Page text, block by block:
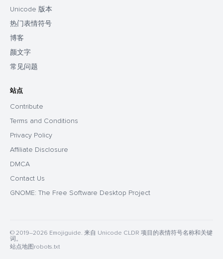
Unicode 版本
热门表情符号
博客
颜文字
常见问题
站点
Contribute
Terms and Conditions
Privacy Policy
Affiliate Disclosure
DMCA
Contact Us
GNOME: The Free Software Desktop Project
© 2019–2026 Emojiguide. 来自 Unicode CLDR 项目的表情符号名称和关键
词。
站点地图 robots.txt